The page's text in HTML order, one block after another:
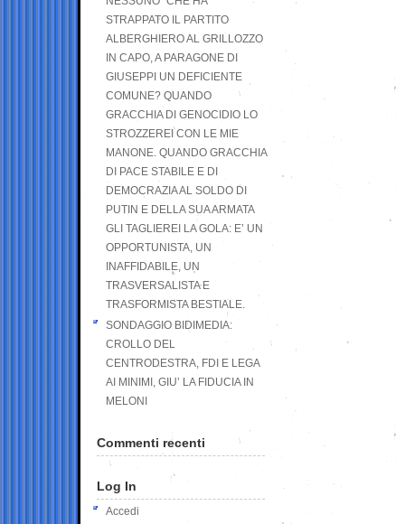
STRAPPATO IL PARTITO
ALBERGHIERO AL GRILLOZZO
IN CAPO, A PARAGONE DI
GIUSEPPI UN DEFICIENTE
COMUNE? QUANDO
GRACCHIA DI GENOCIDIO LO
STROZZEREI CON LE MIE
MANONE. QUANDO GRACCHIA
DI PACE STABILE E DI
DEMOCRAZIA AL SOLDO DI
PUTIN E DELLA SUA ARMATA
GLI TAGLIEREI LA GOLA: E’ UN
OPPORTUNISTA, UN
INAFFIDABILE, UN
TRASVERSALISTA E
TRASFORMISTA BESTIALE.
SONDAGGIO BIDIMEDIA:
CROLLO DEL
CENTRODESTRA, FDI E LEGA
AI MINIMI, GIU’ LA FIDUCIA IN
MELONI
Commenti recenti
Log In
Accedi